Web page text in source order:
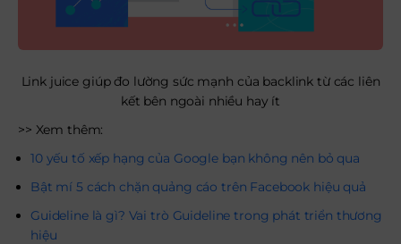
Link juice giúp đo lường sức mạnh của backlink từ các liên
kết bên ngoài nhiều hay ít
>> Xem thêm:
10 yếu tố xếp hạng của Google bạn không nên bỏ qua
Bật mí 5 cách chặn quảng cáo trên Facebook hiệu quả
Guideline là gì? Vai trò Guideline trong phát triển thương
hiệu